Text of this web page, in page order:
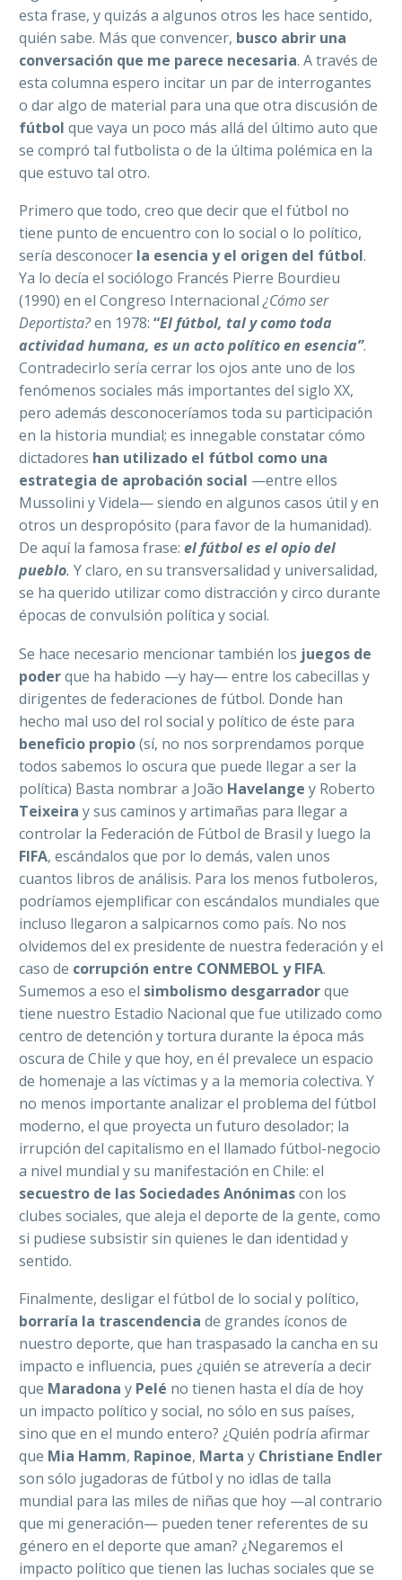
esta frase, y quizás a algunos otros les hace sentido,
quién sabe. Más que convencer, busco abrir una
conversación que me parece necesaria. A través de
esta columna espero incitar un par de interrogantes
o dar algo de material para una que otra discusión de
fútbol que vaya un poco más allá del último auto que
se compró tal futbolista o de la última polémica en la
que estuvo tal otro.
Primero que todo, creo que decir que el fútbol no
tiene punto de encuentro con lo social o lo político,
sería desconocer la esencia y el origen del fútbol.
Ya lo decía el sociólogo Francés Pierre Bourdieu
(1990) en el Congreso Internacional ¿Cómo ser
Deportista?en 1978: “El fútbol, tal y como toda
actividad humana, es un acto político en esencia”.
Contradecirlo sería cerrar los ojos ante uno de los
fenómenos sociales más importantes del siglo XX,
pero además desconoceríamos toda su participación
en la historia mundial; es innegable constatar cómo
dictadores han utilizado el fútbol como una
estrategia de aprobación social —entre ellos
Mussolini y Videla— siendo en algunos casos útil y en
otros un despropósito (para favor de la humanidad).
De aquí la famosa frase: el fútbol es el opio del
pueblo. Y claro, en su transversalidad y universalidad,
se ha querido utilizar como distracción y circo durante
épocas de convulsión política y social.
Se hace necesario mencionar también los juegos de
poderque ha habido —y hay— entre los cabecillas y
dirigentes de federaciones de fútbol. Donde han
hecho mal uso del rol social y político de éste para
beneficio propio(sí, no nos sorprendamos porque
todos sabemos lo oscura que puede llegar a ser la
política) Basta nombrar a João Havelange y Roberto
Teixeira y sus caminos y artimañas para llegar a
controlar la Federación de Fútbol de Brasil y luego la
FIFA, escándalos que por lo demás, valen unos
cuantos libros de análisis. Para los menos futboleros,
podríamos ejemplificar con escándalos mundiales que
incluso llegaron a salpicarnos como país. No nos
olvidemos del ex presidente de nuestra federación y el
caso de corrupción entre CONMEBOL y FIFA.
Sumemos a eso el simbolismo desgarradorque
tiene nuestro Estadio Nacional que fue utilizado como
centro de detención y tortura durante la época más
oscura de Chile y que hoy, en él prevalece un espacio
de homenaje a las víctimas y a la memoria colectiva. Y
no menos importante analizar el problema del fútbol
moderno, el que proyecta un futuro desolador; la
irrupción del capitalismo en el llamado fútbol-negocio
a nivel mundial y su manifestación en Chile: el
secuestro de las Sociedades Anónimascon los
clubes sociales, que aleja el deporte de la gente, como
si pudiese subsistir sin quienes le dan identidad y
sentido.
Finalmente, desligar el fútbol de lo social y político,
borraría la trascendencia de grandes íconos de
nuestro deporte, que han traspasado la cancha en su
impacto e influencia, pues ¿quién se atrevería a decir
que Maradona y Pelé no tienen hasta el día de hoy
un impacto político y social, no sólo en sus países,
sino que en el mundo entero? ¿Quién podría afirmar
que Mia Hamm, Rapinoe, Marta y Christiane Endler
son sólo jugadoras de fútbol y no idlas de talla
mundial para las miles de niñas que hoy —al contrario
que mi generación— pueden tener referentes de su
género en el deporte que aman? ¿Negaremos el
impacto político que tienen las luchas sociales que se